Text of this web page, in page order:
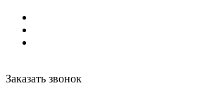
Заказать звонок